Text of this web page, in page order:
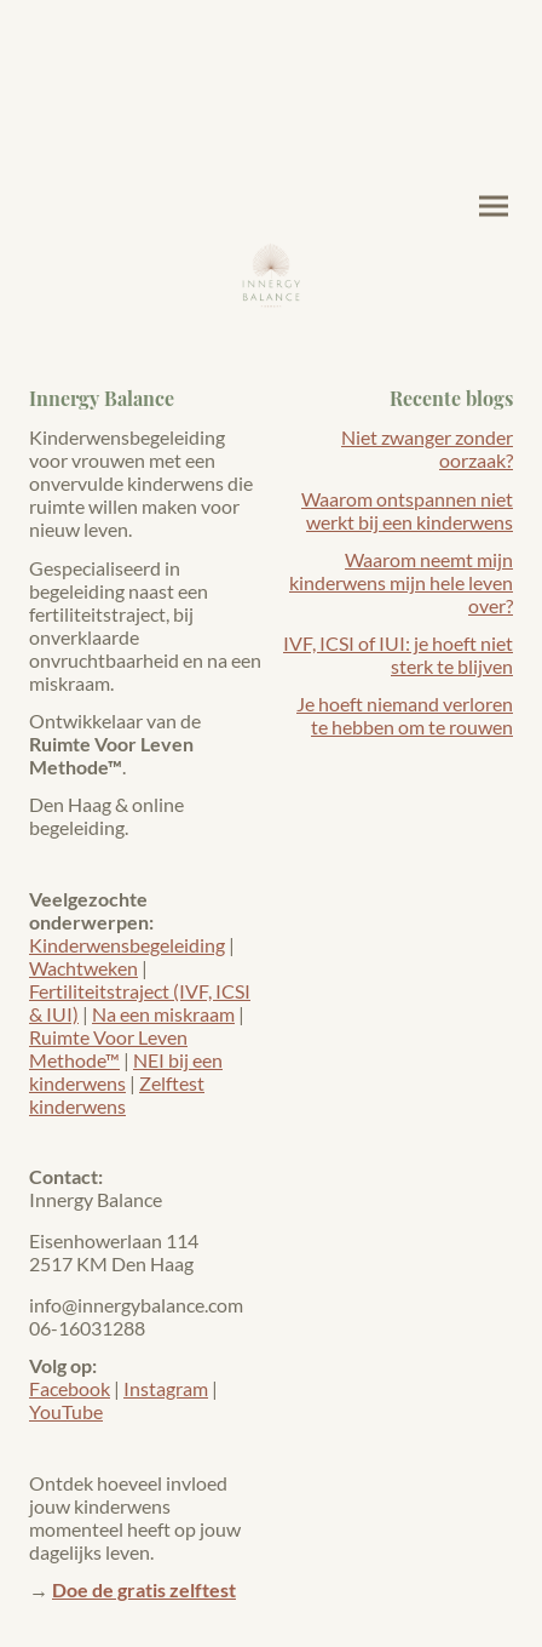
Innergy Balance
Kinderwensbegeleiding
voor vrouwen met een
onvervulde kinderwens die
ruimte willen maken voor
nieuw leven.
Gespecialiseerd in
begeleiding naast een
fertiliteitstraject, bij
onverklaarde
onvruchtbaarheid en na een
miskraam.
Ontwikkelaar van de
Ruimte Voor Leven
Methode™
Den Haag & online
begeleiding.
Veelgezochte
onderwerpen:
Kinderwensbegeleiding |
Wachtweken |
Fertiliteitstraject (IVF, ICSI
& IUI) | Na een miskraam |
Ruimte Voor Leven
Methode™ | NEI bij een
kinderwens | Zelftest
kinderwens
Contact:
Innergy Balance
Eisenhowerlaan 114
2517 KM Den Haag
info@innergybalance.com
06-16031288
Volg op:
Facebook | Instagram |
YouTube
Ontdek hoeveel invloed
jouw kinderwens
momenteel heeft op jouw
dagelijks leven.
→ Doe de gratis zelftest
Recente blogs
Niet zwanger zonder
oorzaak?
Waarom ontspannen niet
werkt bij een kinderwens
Waarom neemt mijn
kinderwens mijn hele leven
over?
IVF, ICSI of IUI: je hoeft niet
sterk te blijven
Je hoeft niemand verloren
te hebben om te rouwen